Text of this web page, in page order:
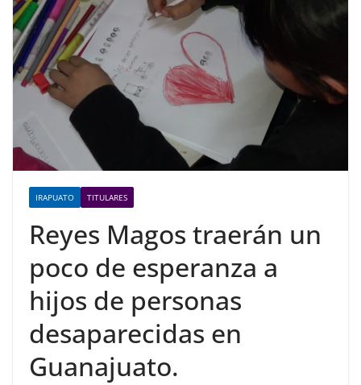
IRAPUATO TITULARES
Reyes Magos traerán un
poco de esperanza a
hijos de personas
desaparecidas en
Guanajuato.